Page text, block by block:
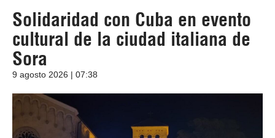
Solidaridad con Cuba en evento
cultural de la ciudad italiana de
Sora
9 agosto 2026 | 07:38